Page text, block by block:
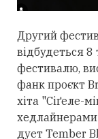
Другий
відбудеться
фестивалю,
фанк проєкт
хіта "Сіґеле-
хедлайнерами
дует Tember